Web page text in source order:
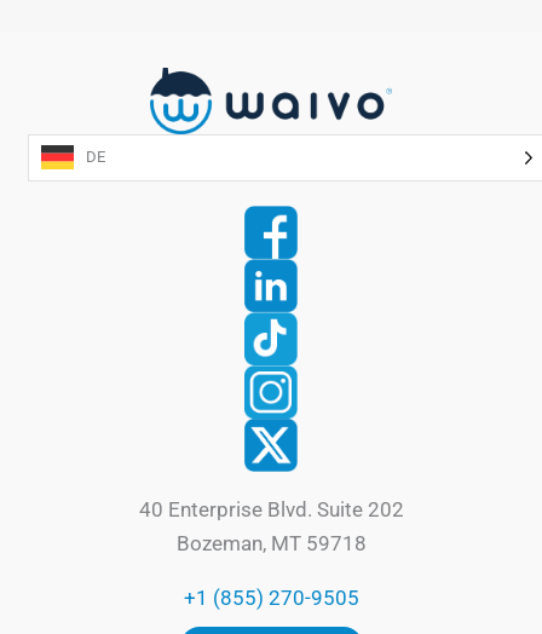
DE
40 Enterprise Blvd. Suite 202
Bozeman, MT 59718
+1 (855) 270-9505